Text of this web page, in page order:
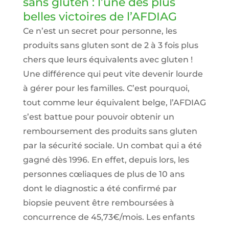
belles victoires de l’AFDIAG
Ce n’est un secret pour personne, les
produits sans gluten sont de 2 à 3 fois plus
chers que leurs équivalents avec gluten !
Une différence qui peut vite devenir lourde
à gérer pour les familles. C’est pourquoi,
tout comme leur équivalent belge, l’AFDIAG
s’est battue pour pouvoir obtenir un
remboursement des produits sans gluten
par la sécurité sociale. Un combat qui a été
gagné dès 1996. En effet, depuis lors, les
personnes cœliaques de plus de 10 ans
dont le diagnostic a été confirmé par
biopsie peuvent être remboursées à
concurrence de 45,73€/mois. Les enfants